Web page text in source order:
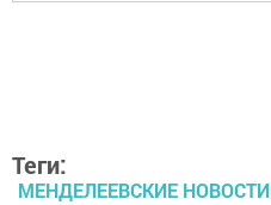
Теги:
МЕНДЕЛЕЕВСКИЕ НОВОСТИ